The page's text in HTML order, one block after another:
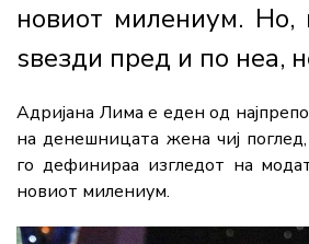
новиот милениум. Но,
ѕвезди пред и по неа,
Адријана Лима е еден од
на денешницата жена чиј
го дефинираа изгледот на
новиот милениум.